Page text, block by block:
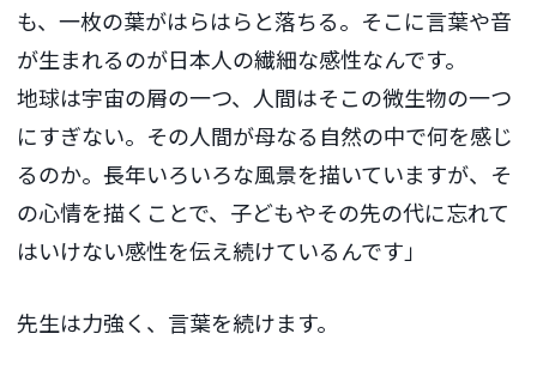
も、一枚の葉がはらはらと落ちる。そこに言葉や音
が生まれるのが日本人の繊細な感性なんです。
地球は宇宙の屑の一つ、人間はそこの微生物の一つ
にすぎない。その人間が母なる自然の中で何を感じ
るのか。長年いろいろな風景を描いていますが、そ
の心情を描くことで、子どもやその先の代に忘れて
はいけない感性を伝え続けているんです」
先生は力強く、言葉を続けます。